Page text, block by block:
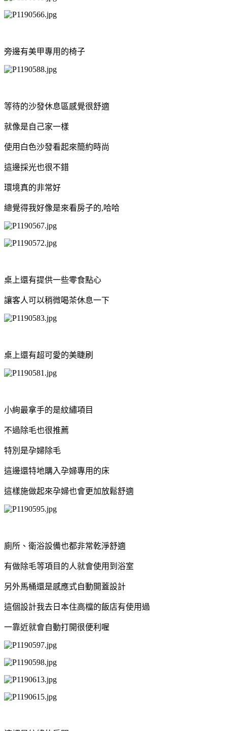
旁邊有美甲專用的椅子
等待的沙發休息區感覺很舒適
就像是自己家一樣
使用白色沙發看起來簡約時尚
這邊採光也很不錯
環境真的非常好
總覺得我好像是來看房子的,哈哈
桌上還有提供一些零食點心
讓客人可以稍微喝茶休息一下
桌上還有超可愛的美睫刷
小絢最拿手的是紋繡項目
不過除毛也很推薦
特別是孕婦除毛
這邊還特地購入孕婦專用的床
這樣施做起來孕婦也會更加放鬆舒適
廁所、衛浴設備也都非常乾淨舒適
有做除毛等項目的人就會使用到浴室
另外馬桶還是感應式自動開蓋設計
這個設計我去日本住高檔的飯店有使用過
一靠近就會自動打開很便利喔